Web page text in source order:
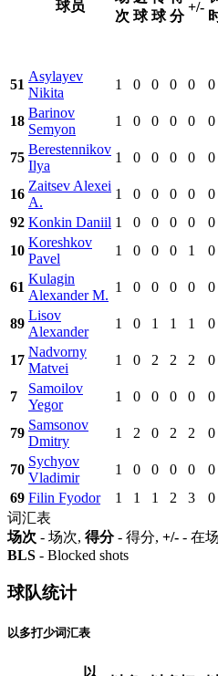
球员
次 球 球 分
+/-
51
Asylayev
Nikita
1 0 0 0 0 0
18
Barinov
Semyon
1 0 0 0 0 0
75
Berestennikov
Ilya
1 0 0 0 0 0
16
Zaitsev Alexei
A.
1 0 0 0 0 0
92 Konkin Daniil 1 0 0 0 0 0
10
Koreshkov
Pavel
1 0 0 0 1 0
61
Kulagin
Alexander M.
1 0 0 0 0 0
89
Lisov
Alexander
1 0 1 1 1 0
17
Nadvorny
Matvei
1 0 2 2 2 0
7
Samoilov
Yegor
1 0 0 0 0 0
79
Samsonov
Dmitry
1 2 0 2 2 0
70
Sychyov
Vladimir
1 0 0 0 0 0
69 Filin Fyodor 1 1 1 2 3 0
词汇表
场次 - 场次, 得分- 得分, +/- - 在
BLS - Blocked shots
球队统计
以多打少词汇表